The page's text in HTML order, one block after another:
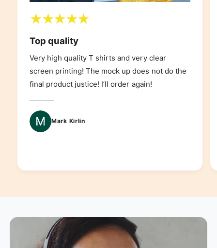
Top quality
Very high quality T shirts and very clear
screen printing! The mock up does not do the
final product justice! I’ll order again!
Mark Kirlin